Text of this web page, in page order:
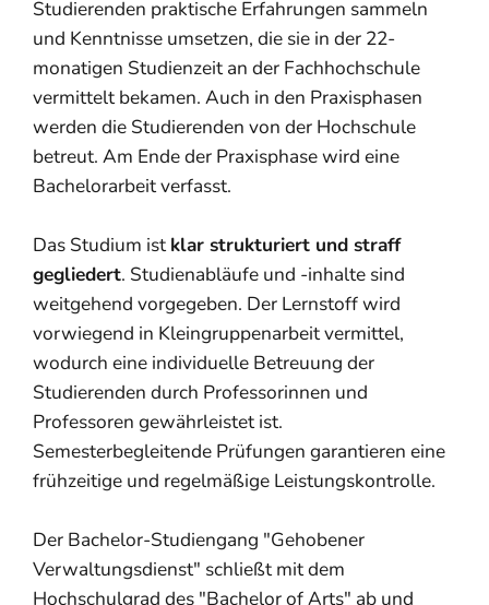
Studierenden praktische Erfahrungen sammeln
und Kenntnisse umsetzen, die sie in der 22-
monatigen Studienzeit an der Fachhochschule
vermittelt bekamen. Auch in den Praxisphasen
werden die Studierenden von der Hochschule
betreut. Am Ende der Praxisphase wird eine
Bachelorarbeit verfasst.
Das Studium istklar strukturiert und straff
gegliedert. Studienabläufe und -inhalte sind
weitgehend vorgegeben. Der Lernstoff wird
vorwiegend in Kleingruppenarbeit vermittel,
wodurch eine individuelle Betreuung der
Studierenden durch Professorinnen und
Professoren gewährleistet ist.
Semesterbegleitende Prüfungen garantieren eine
frühzeitige und regelmäßige Leistungskontrolle.
Der Bachelor-Studiengang "Gehobener
Verwaltungsdienst" schließt mit dem
Hochschulgrad des "Bachelor of Arts" ab und